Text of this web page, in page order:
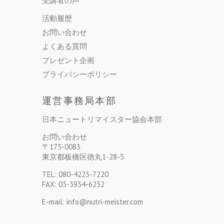
活動履歴
お問い合わせ
よくある質問
プレゼント企画
プライバシーポリシー
運営事務局本部
日本ニュートリマイスター協会本部
お問い合わせ
〒175-0083
東京都板橋区徳丸1-28-5
TEL: 080-4223-7220
FAX: 03-3934-6232
E-mail: info@nutri-meister.com